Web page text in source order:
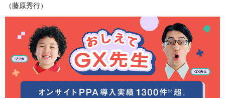
（藤原秀行）